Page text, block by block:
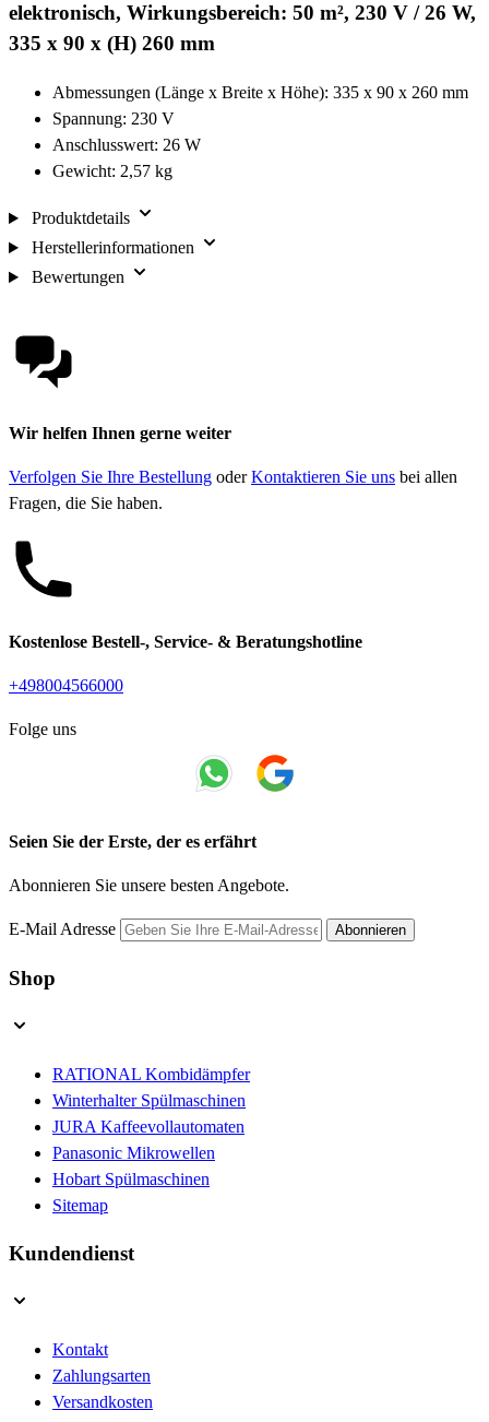
elektronisch, Wirkungsbereich: 50 m², 230 V / 26 W,
335 x 90 x (H) 260 mm
Abmessungen (Länge x Breite x Höhe): 335 x 90 x 260 mm
Spannung: 230 V
Anschlusswert: 26 W
Gewicht: 2,57 kg
Produktdetails
Herstellerinformationen
Bewertungen
Wir helfen Ihnen gerne weiter
Verfolgen Sie Ihre Bestellung oderKontaktieren Sie uns bei allen
Fragen, die Sie haben.
Kostenlose Bestell-, Service- & Beratungshotline
+498004566000
Folge uns
Seien Sie der Erste, der es erfährt
Abonnieren Sie unsere besten Angebote.
E-Mail Adresse Abonnieren
Shop
RATIONAL Kombidämpfer
Winterhalter Spülmaschinen
JURA Kaffeevollautomaten
Panasonic Mikrowellen
Hobart Spülmaschinen
Sitemap
Kundendienst
Kontakt
Zahlungsarten
Versandkosten